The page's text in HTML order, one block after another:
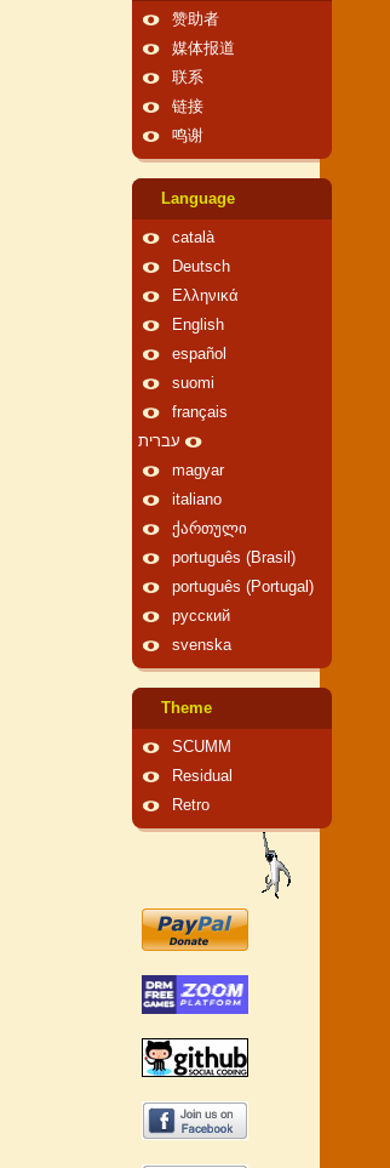
赞助者
媒体报道
联系
链接
鸣谢
Language
català
Deutsch
Ελληνικά
English
español
suomi
français
עברית
magyar
italiano
ქართული
português (Brasil)
português (Portugal)
русский
svenska
Theme
SCUMM
Residual
Retro